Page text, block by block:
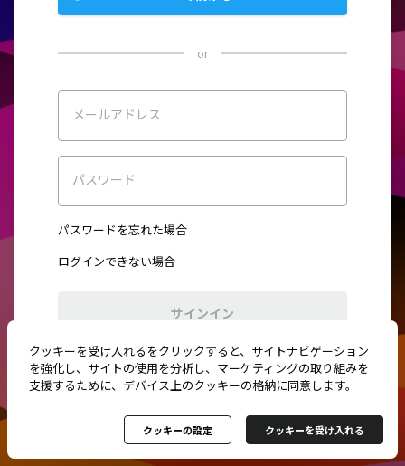
or
メールアドレス
パスワード
パスワードを忘れた場合
ログインできない場合
サインイン
初めてご利用ですか？新規登録
クッキーを受け入れるをクリックすると、サイトナビゲーション
を強化し、サイトの使用を分析し、マーケティングの取り組みを
支援するために、デバイス上のクッキーの格納に同意します。
クッキーの設定 クッキーを受け入れる